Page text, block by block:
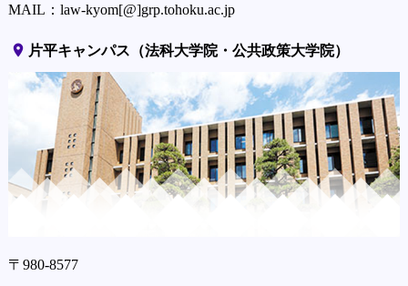
MAIL：law-kyom[@]grp.tohoku.ac.jp
place 片平キャンパス（法科大学院・公共政策大学院）
〒980-8577